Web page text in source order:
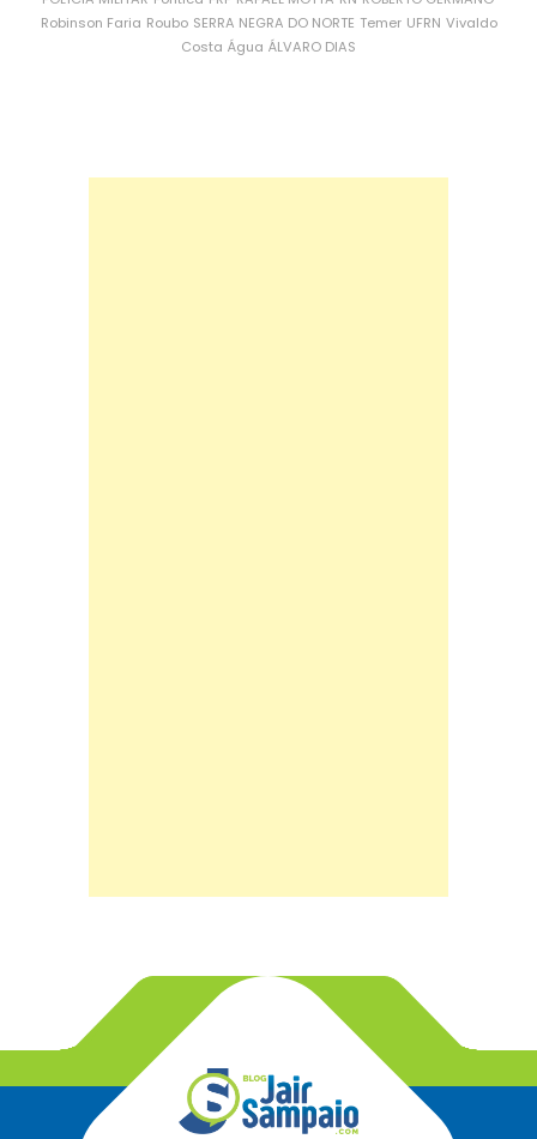
Robinson Faria Roubo SERRA NEGRA DO NORTE Temer UFRN Vivaldo
Costa Água ÁLVARO DIAS